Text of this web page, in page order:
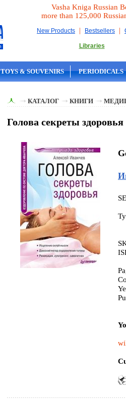
Vasha Kniga Russian
more than 125,000
New Products | Bestsellers |
Libraries
TOYS & SOUVENIRS PERIODICALS
КАТАЛОГ КНИГИ
Голова секреты